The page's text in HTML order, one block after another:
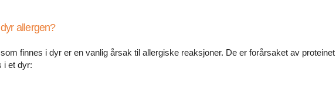
allergen?
finnes i dyr er en vanlig årsak til allergiske reaksjoner. De er forårsaket av proteinet
i et dyr: